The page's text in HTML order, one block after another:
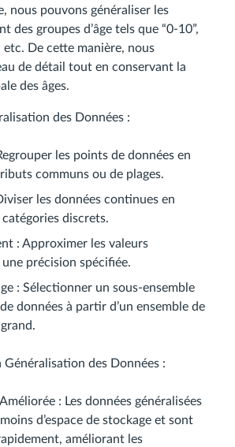
nous pouvons généraliser les
des groupes d’âge tels que “0-10”,
etc. De cette manière, nous
de détail tout en conservant la
des âges.
des Données :
les points de données en
communs ou de plages.
les données continues en
discrets.
: Approximer les valeurs
précision spécifiée.
: Sélectionner un sous-ensemble
données à partir d’un ensemble de
Généralisation des Données :
: Les données généralisées
d’espace de stockage et sont
améliorant les